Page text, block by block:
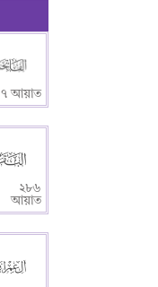
৭ আয়াত
২৮৬
আয়াত